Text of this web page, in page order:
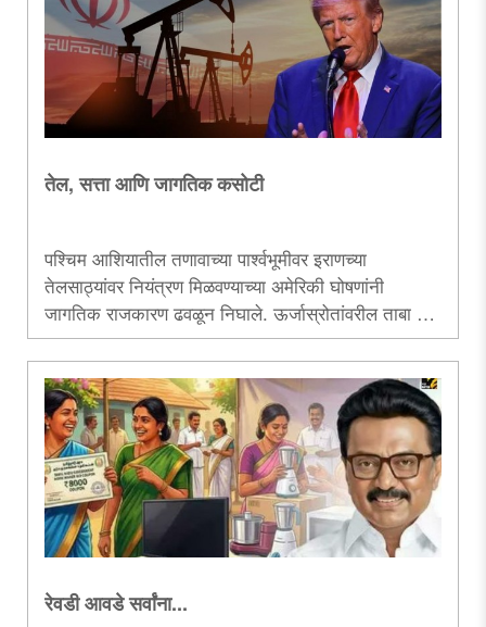
तेल, सत्ता आणि जागतिक कसोटी
पश्चिम आशियातील तणावाच्या पार्श्वभूमीवर इराणच्या
तेलसाठ्यांवर नियंत्रण मिळवण्याच्या अमेरिकी घोषणांनी
जागतिक राजकारण ढवळून निघाले. ऊर्जास्रोतांवरील ताबा हा
निव्वळ आर्थिक प्रश्न नसून, तो सत्तासमीकरणांचा केंद्रबिंदू
ठरत आहे. अर्थातच, त्याचे परिणाम संपूर्ण जगावर उमटणार!..
रेवडी आवडे सर्वांना...